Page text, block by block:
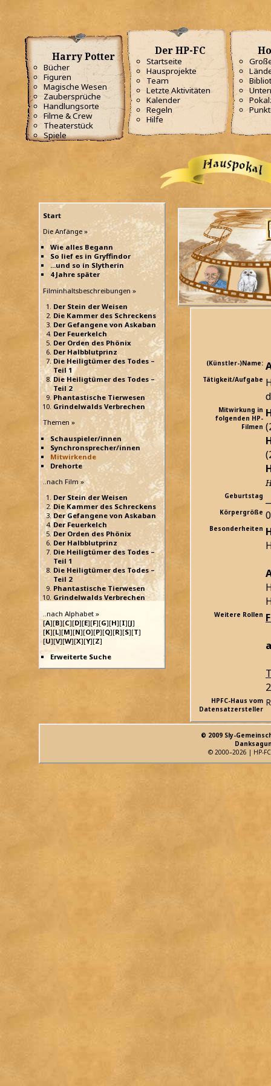
Harry Potter
Bücher
Figuren
Magische Wesen
Zaubersprüche
Handlungsorte
Filme & Crew
Theaterstück
Spiele
Der HP-FC
Startseite
Hausprojekte
Team
Letzte Aktivitäten
Kalender
Regeln
Hilfe
Start
Die Anfänge »
Wie alles Begann
So lief es in Gryffindor
...und so in Slytherin
4 Jahre später
Filminhaltsbeschreibungen »
Der Stein der Weisen
Die Kammer des Schreckens
Der Gefangene von Askaban
Der Feuerkelch
Der Orden des Phönix
Der Halbblutprinz
Die Heiligtümer des Todes –
Teil 1
Die Heiligtümer des Todes –
Teil 2
Phantastische Tierwesen
Grindelwalds Verbrechen
Themen »
Schauspieler/innen
Synchronsprecher/innen
Mitwirkende
Drehorte
..nach Film »
Der Stein der Weisen
Die Kammer des Schreckens
Der Gefangene von Askaban
Der Feuerkelch
Der Orden des Phönix
Der Halbblutprinz
Die Heiligtümer des Todes –
Teil 1
Die Heiligtümer des Todes –
Teil 2
Phantastische Tierwesen
Grindelwalds Verbrechen
..nach Alphabet »
[A][B][C][D][E][F][G][H][I][J]
[K][L][M][N][O][P][Q][R][S][T]
[U][V][W][X][Y][Z]
Erweiterte Suche
(Künstler-)Name:
Tätigkeit/Aufgabe
Mitwirkung in
folgenden HP-
Filmen
Geburtstag
Körpergröße
Besonderheiten
Weitere Rollen
HPFC-Haus vom
Datensatzersteller
© 2009 Sly-
© 2000–2026 | HP-